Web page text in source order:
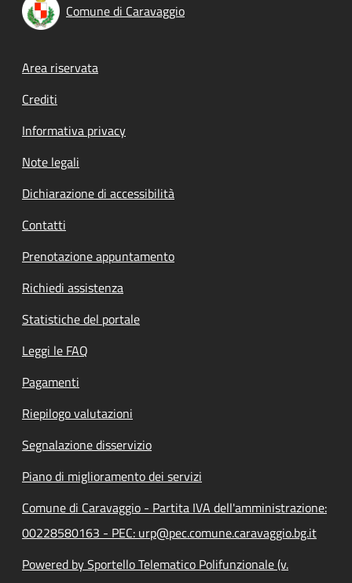
Comune di Caravaggio
Footer menu
Area riservata
Crediti
Informativa privacy
Note legali
Dichiarazione di accessibilità
Contatti
Prenotazione appuntamento
Richiedi assistenza
Statistiche del portale
Leggi le FAQ
Pagamenti
Riepilogo valutazioni
Segnalazione disservizio
Piano di miglioramento dei servizi
Comune di Caravaggio - Partita IVA dell'amministrazione:
00228580163 - PEC: urp@pec.comune.caravaggio.bg.it
Powered by Sportello Telematico Polifunzionale (v.